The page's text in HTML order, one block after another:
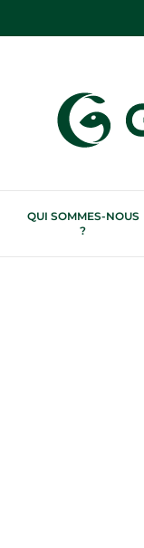
QUI SOMMES-NOUS
?